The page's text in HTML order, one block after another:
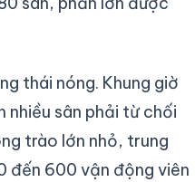
thái nóng. Khung giờ
nhiều sân phải từ chối
trào lớn nhỏ, trung
đến 600 vận động viên